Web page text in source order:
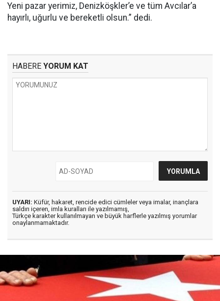
Yeni pazar yerimiz, Denizköşkler’e ve tüm Avcılar’a
hayırlı, uğurlu ve bereketli olsun.” dedi.
HABERE YORUM KAT
UYARI: Küfür, hakaret, rencide edici cümleler veya imalar, inançlara
saldırı içeren, imla kuralları ile yazılmamış,
Türkçe karakter kullanılmayan ve büyük harflerle yazılmış yorumlar
onaylanmamaktadır.